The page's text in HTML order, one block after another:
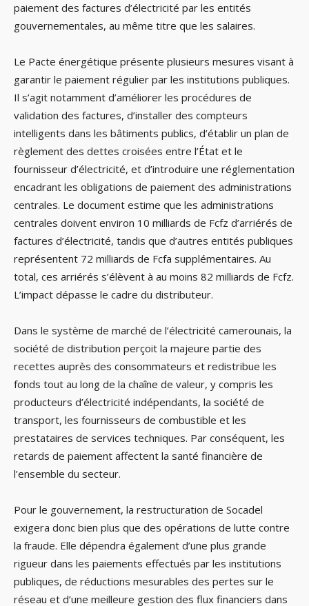
paiement des factures d’électricité par les entités
gouvernementales, au même titre que les salaires.
Le Pacte énergétique présente plusieurs mesures visant à
garantir le paiement régulier par les institutions publiques.
Il s’agit notamment d’améliorer les procédures de
validation des factures, d’installer des compteurs
intelligents dans les bâtiments publics, d’établir un plan de
règlement des dettes croisées entre l’État et le
fournisseur d’électricité, et d’introduire une réglementation
encadrant les obligations de paiement des administrations
centrales. Le document estime que les administrations
centrales doivent environ 10 milliards de Fcfz d’arriérés de
factures d’électricité, tandis que d’autres entités publiques
représentent 72 milliards de Fcfa supplémentaires. Au
total, ces arriérés s’élèvent à au moins 82 milliards de Fcfz.
L’impact dépasse le cadre du distributeur.
Dans le système de marché de l’électricité camerounais, la
société de distribution perçoit la majeure partie des
recettes auprès des consommateurs et redistribue les
fonds tout au long de la chaîne de valeur, y compris les
producteurs d’électricité indépendants, la société de
transport, les fournisseurs de combustible et les
prestataires de services techniques. Par conséquent, les
retards de paiement affectent la santé financière de
l’ensemble du secteur.
Pour le gouvernement, la restructuration de Socadel
exigera donc bien plus que des opérations de lutte contre
la fraude. Elle dépendra également d’une plus grande
rigueur dans les paiements effectués par les institutions
publiques, de réductions mesurables des pertes sur le
réseau et d’une meilleure gestion des flux financiers dans